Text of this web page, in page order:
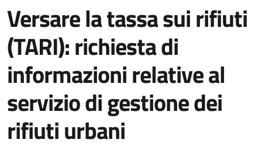
Versare la tassa sui rifiuti
(TARI): richiesta di
informazioni relative al
servizio di gestione dei
rifiuti urbani